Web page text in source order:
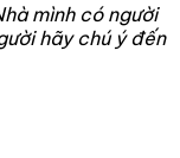
mình có người
hãy chú ý đến